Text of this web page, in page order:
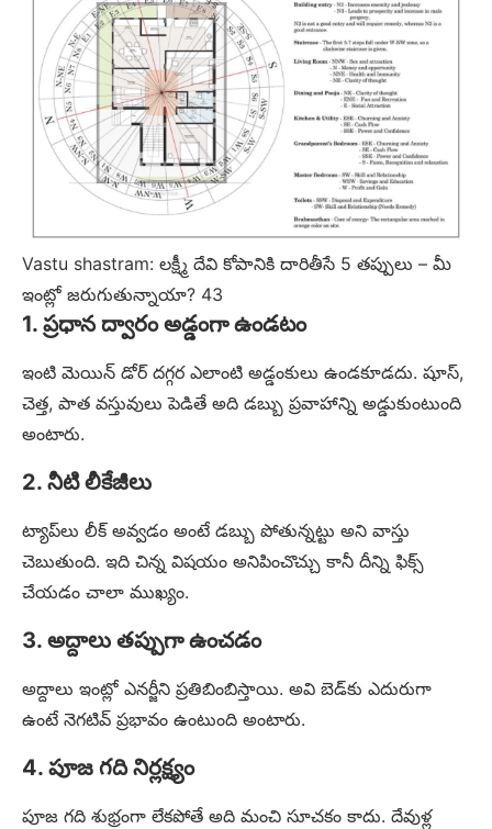
Vastu shastram: లక్ష్మీ దేవి కోపానికి దారితీసే 5 తప్పులు – మీ
ఇంట్లో జరుగుతున్నాయా? 43
1. ప్రధాన ద్వారం అడ్డంగా ఉండటం
ఇంటి మెయిన్ డోర్ దగ్గర ఎలాంటి అడ్డంకులు ఉండకూడదు. షూస్,
చెత్త, పాత వస్తువులు పెడితే అది డబ్బు ప్రవాహాన్ని అడ్డుకుంటుంది
అంటారు.
2. నీటి లీకేజీలు
ట్యాప్‌లు లీక్ అవ్వడం అంటే డబ్బు పోతున్నట్టు అని వాస్తు
చెబుతుంది. ఇది చిన్న విషయం అనిపించొచ్చు కానీ దీన్ని ఫిక్స్
చేయడం చాలా ముఖ్యం.
3. అద్దాలు తప్పుగా ఉంచడం
అద్దాలు ఇంట్లో ఎనర్జీని ప్రతిబింబిస్తాయి. అవి బెడ్‌కు ఎదురుగా
ఉంటే నెగటివ్ ప్రభావం ఉంటుంది అంటారు.
4. పూజ గది నిర్లక్ష్యం
పూజ గది శుభ్రంగా లేకపోతే అది మంచి సూచకం కాదు. దేవుళ్ల